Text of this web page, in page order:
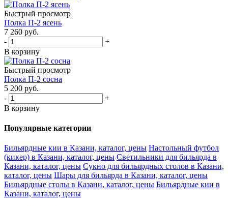
Быстрый просмотр
Полка П-2 ясень
7 260 руб.
-
+
В корзину
Быстрый просмотр
Полка П-2 сосна
5 200 руб.
-
+
В корзину
Популярные категории
Бильярдные кии в Казани, каталог, цены Настольный футбол
(кикер) в Казани, каталог, цены Светильники для бильярда в
Казани, каталог, цены Сукно для бильярдных столов в Казани,
каталог, цены Шары для бильярда в Казани, каталог, цены
Бильярдные столы в Казани, каталог, цены Бильярдные кии в
Казани, каталог, цены